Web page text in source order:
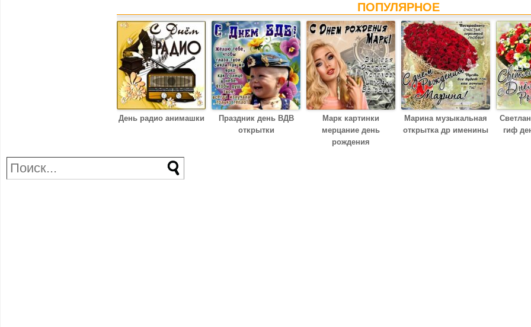
ПОПУЛЯРНОЕ
День радио анимашки
Праздник день ВДВ
открытки
Марк картинки
мерцание день
рождения
Марина музыкальная
открытка др именины
гиф